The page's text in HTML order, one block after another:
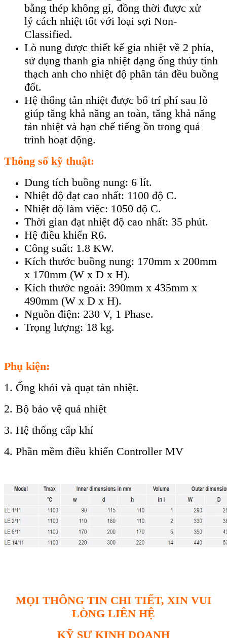
bằng thép không gỉ, đồng thời được xử
lý cách nhiệt tốt với loại sợi Non-
Classified.
Lò nung được thiết kế gia nhiệt về 2 phía,
sử dụng thanh gia nhiệt dạng ống thủy tinh
thạch anh cho nhiệt độ phân tán đều buồng
đốt.
Hệ thống tản nhiệt được bố trí phí sau lò
giúp tăng khả năng an toàn, tăng khả năng
tản nhiệt và hạn chế tiếng ồn trong quá
trình hoạt động.
Thông số kỹ thuật:
Dung tích buồng nung: 6 lít.
Nhiệt độ đạt cao nhất: 1100 độ C.
Nhiệt độ làm việc: 1050 độ C.
Thời gian đạt nhiệt độ cao nhất: 35 phút.
Hệ điều khiển R6.
Công suất: 1.8 KW.
Kích thước buồng nung: 170mm x 200mm
x 170mm (W x D x H).
Kích thước ngoài: 390mm x 435mm x
490mm (W x D x H).
Nguồn điện: 230 V, 1 Phase.
Trọng lượng: 18 kg.
Phụ kiện:
1. Ống khói và quạt tản nhiệt.
2. Bộ bảo vệ quá nhiệt
3. Hệ thống cấp khí
4. Phần mềm điều khiển Controller MV
MỌI THÔNG TIN CHI TIẾT, XIN VUI
LÒNG LIÊN HỆ
KỸ SƯ KINH DOANH